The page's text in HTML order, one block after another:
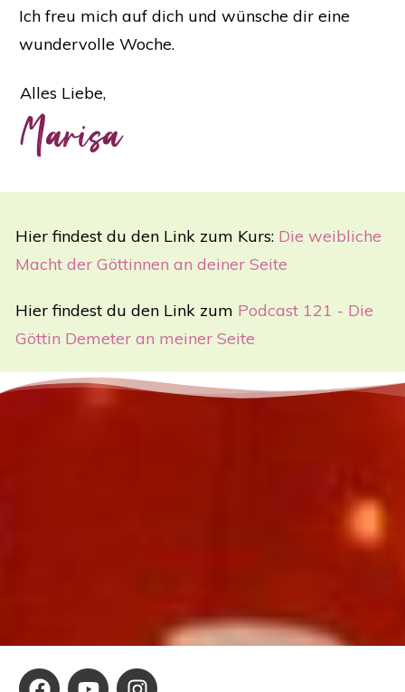
Ich freu mich auf dich und wünsche dir eine
wundervolle Woche.
Alles Liebe,
Marisa
Hier findest du den Link zum Kurs: Die weibliche
Macht der Göttinnen an deiner Seite
Hier findest du den Link zum Podcast 121 - Die
Göttin Demeter an meiner Seite